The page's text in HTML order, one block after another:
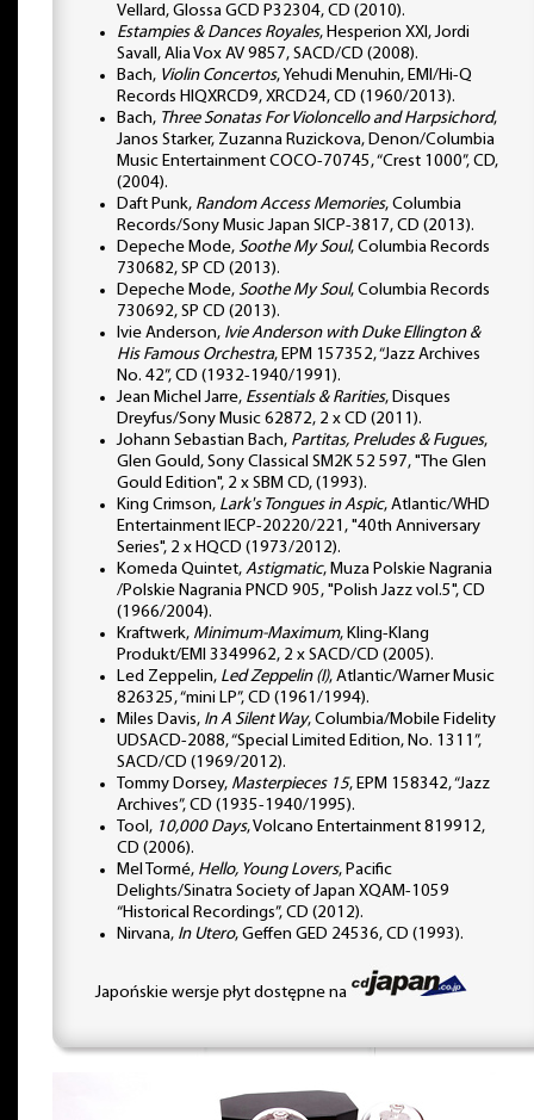
Vellard, Glossa GCD P32304, CD (2010).
Estampies & Dances Royales, Hesperion XXI, Jordi
Savall, Alia Vox AV 9857, SACD/CD (2008).
Bach, Violin Concertos, Yehudi Menuhin, EMI/Hi-Q
Records HIQXRCD9, XRCD24, CD (1960/2013).
Bach, Three Sonatas For Violoncello and Harpsichord,
Janos Starker, Zuzanna Ruzickova, Denon/Columbia
Music Entertainment COCO-70745, “Crest 1000”, CD,
(2004).
Daft Punk, Random Access Memories, Columbia
Records/Sony Music Japan SICP-3817, CD (2013).
Depeche Mode, Soothe My Soul, Columbia Records
730682, SP CD (2013).
Depeche Mode, Soothe My Soul, Columbia Records
730692, SP CD (2013).
Ivie Anderson, Ivie Anderson with Duke Ellington &
His Famous Orchestra, EPM 157352, “Jazz Archives
No. 42”, CD (1932-1940/1991).
Jean Michel Jarre, Essentials & Rarities, Disques
Dreyfus/Sony Music 62872, 2 x CD (2011).
Johann Sebastian Bach, Partitas, Preludes & Fugues,
Glen Gould, Sony Classical SM2K 52 597, "The Glen
Gould Edition", 2 x SBM CD, (1993).
King Crimson, Lark's Tongues in Aspic, Atlantic/WHD
Entertainment IECP-20220/221, "40th Anniversary
Series", 2 x HQCD (1973/2012).
Komeda Quintet, Astigmatic, Muza Polskie Nagrania
/Polskie Nagrania PNCD 905, "Polish Jazz vol.5", CD
(1966/2004).
Kraftwerk, Minimum-Maximum, Kling-Klang
Produkt/EMI 3349962, 2 x SACD/CD (2005).
Led Zeppelin, Led Zeppelin (I), Atlantic/Warner Music
826325, “mini LP”, CD (1961/1994).
Miles Davis, In A Silent Way, Columbia/Mobile Fidelity
UDSACD-2088, “Special Limited Edition, No. 1311”,
SACD/CD (1969/2012).
Tommy Dorsey, Masterpieces 15, EPM 158342, “Jazz
Archives”, CD (1935-1940/1995).
Tool, 10,000 Days, Volcano Entertainment 819912,
CD (2006).
Mel Tormé, Hello, Young Lovers, Pacific
Delights/Sinatra Society of Japan XQAM-1059
“Historical Recordings”, CD (2012).
Nirvana, In Utero, Geffen GED 24536, CD (1993).
Japońskie wersje płyt dostępne na